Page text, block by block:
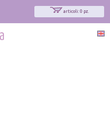
articoli: 0 pz.